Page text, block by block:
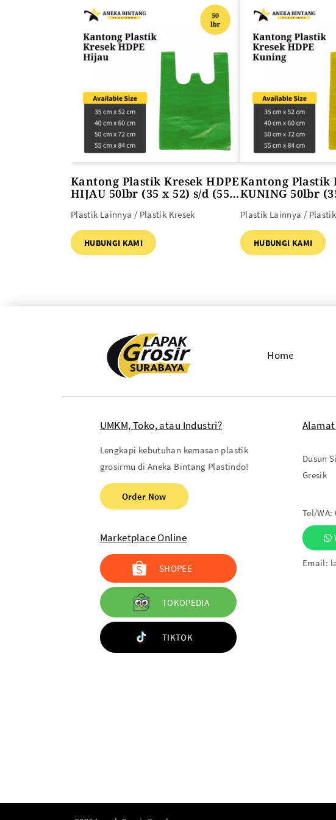
ALAT PEMANAS PLASTIK PLASTIK DAN TAS MBG
Kantong Plastik Kresek HDPE
HIJAU 50lbr (35 x 52) s/d (55 x
Plastik Lainnya / Plastik Kresek
HUBUNGI KAMI
Kantong Plastik
KUNING 50lbr
Plastik Lainnya /
HUBUNGI KAMI
Home
UMKM, Toko, atau Industri?
Lengkapi kebutuhan kemasan plastik
grosirmu di Aneka Bintang Plastindo!
Order Now
Marketplace Online
SHOPEE
TOKOPEDIA
TIKTOK
Dusun
Gresik
Tel/WA:
Email: